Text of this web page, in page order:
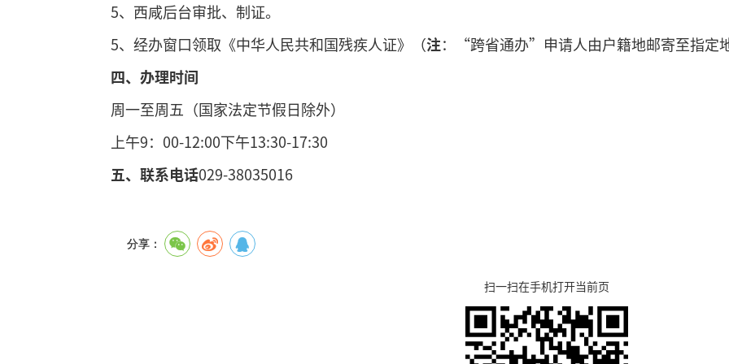
5、西咸后台审批、制证。
5、经办窗口领取《中华人民共和国残疾人证》（注：“跨省通办”申请人由户籍地邮寄至指定
四、 办理时间
周一至周五（国家法定节假日除外）
上午9：00-12:00下午13:30-17:30
五、 联系电话029-38035016
分享：
扫一扫在手机打开当前页